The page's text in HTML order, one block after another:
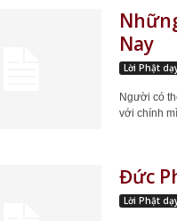
Nay
Lời Phật
Người có
với chính
Đức
Lời Phật